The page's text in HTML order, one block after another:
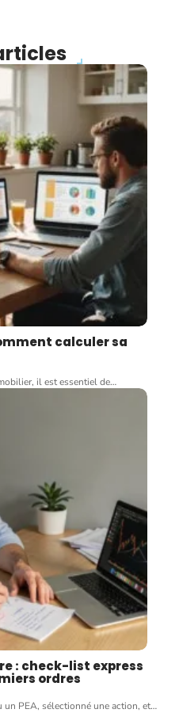
calculer sa
il est essentiel de…
: check-list express
ordres
PEA, sélectionné une action, et…